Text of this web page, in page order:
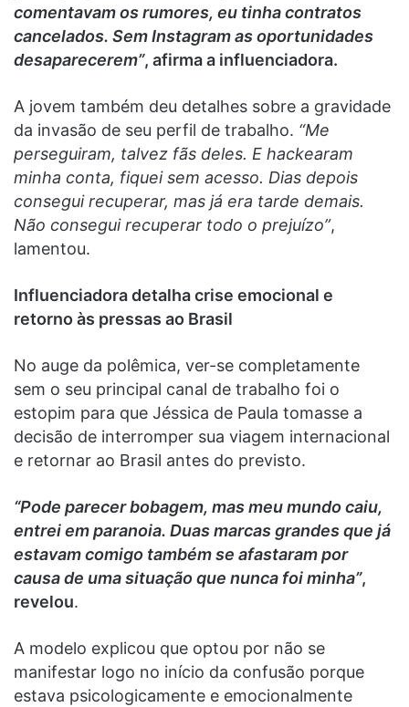
comentavam os rumores, eu tinha contratos
cancelados. Sem Instagram as oportunidades
desaparecerem”, afirma a influenciadora.
A jovem também deu detalhes sobre a gravidade
da invasão de seu perfil de trabalho. “Me
perseguiram, talvez fãs deles. E hackearam
minha conta, fiquei sem acesso. Dias depois
consegui recuperar, mas já era tarde demais.
Não consegui recuperar todo o prejuízo”,
lamentou.
Influenciadora detalha crise emocional e
retorno às pressas ao Brasil
No auge da polêmica, ver-se completamente
sem o seu principal canal de trabalho foi o
estopim para que Jéssica de Paula tomasse a
decisão de interromper sua viagem internacional
e retornar ao Brasil antes do previsto.
“Pode parecer bobagem, mas meu mundo caiu,
entrei em paranoia. Duas marcas grandes que já
estavam comigo também se afastaram por
causa de uma situação que nunca foi minha”,
revelou.
A modelo explicou que optou por não se
manifestar logo no início da confusão porque
estava psicologicamente e emocionalmente